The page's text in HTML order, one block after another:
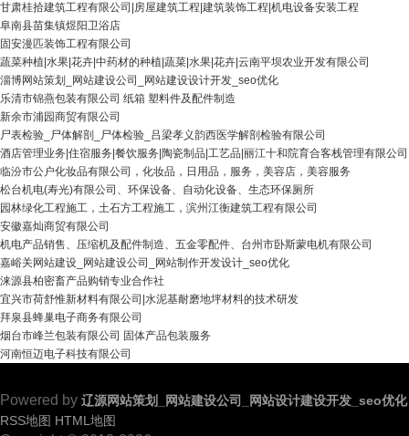
甘肃桂拾建筑工程有限公司|房屋建筑工程|建筑装饰工程|机电设备安装工程
阜南县苗集镇煜阳卫浴店
固安漫匹装饰工程有限公司
蔬菜种植|水果|花卉|中药材的种植|蔬菜|水果|花卉|云南平坝农业开发有限公司
淄博网站策划_网站建设公司_网站建设设计开发_seo优化
乐清市锦燕包装有限公司 纸箱 塑料件及配件制造
新余市浦园商贸有限公司
尸表检验_尸体解剖_尸体检验_吕梁孝义韵西医学解剖检验有限公司
酒店管理业务|住宿服务|餐饮服务|陶瓷制品|工艺品|丽江十和院育合客栈管理有限公司
临汾市公户化妆品有限公司，化妆品，日用品，服务，美容店，美容服务
松台机电(寿光)有限公司、环保设备、自动化设备、生态环保厕所
园林绿化工程施工，土石方工程施工，滨州江衡建筑工程有限公司
安徽嘉灿商贸有限公司
机电产品销售、压缩机及配件制造、五金零配件、台州市卧斯蒙电机有限公司
嘉峪关网站建设_网站建设公司_网站制作开发设计_seo优化
涞源县柏密畜产品购销专业合作社
宜兴市荷舒惟新材料有限公司|水泥基耐磨地坪材料的技术研发
拜泉县蜂巢电子商务有限公司
烟台市峰兰包装有限公司 固体产品包装服务
河南恒迈电子科技有限公司
Powered by 辽源网站策划_网站建设公司_网站设计建设开发_seo优化
RSS地图 HTML地图